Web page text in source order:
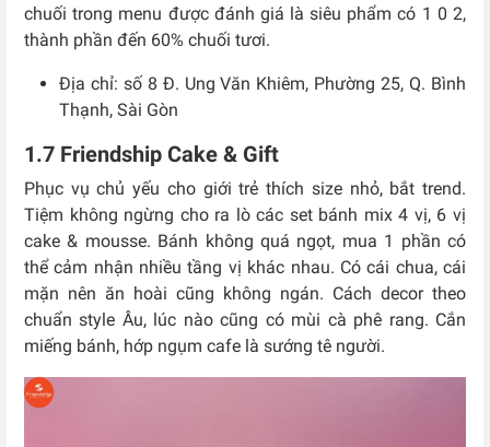
chuối trong menu được đánh giá là siêu phẩm có 1 0 2,
thành phần đến 60% chuối tươi.
Địa chỉ: số 8 Đ. Ung Văn Khiêm, Phường 25, Q. Bình
Thạnh, Sài Gòn
1.7 Friendship Cake & Gift
Phục vụ chủ yếu cho giới trẻ thích size nhỏ, bắt trend.
Tiệm không ngừng cho ra lò các set bánh mix 4 vị, 6 vị
cake & mousse. Bánh không quá ngọt, mua 1 phần có
thể cảm nhận nhiều tầng vị khác nhau. Có cái chua, cái
mặn nên ăn hoài cũng không ngán. Cách decor theo
chuẩn style Âu, lúc nào cũng có mùi cà phê rang. Cắn
miếng bánh, hớp ngụm cafe là sướng tê người.